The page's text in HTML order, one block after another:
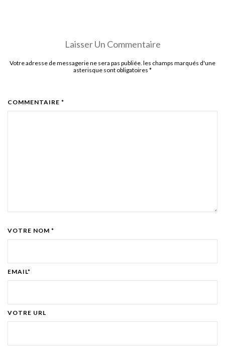
Laisser Un Commentaire
Votre adresse de messagerie ne sera pas publiée. les champs marqués d'une
asterisque sont obligatoires *
COMMENTAIRE *
VOTRE NOM *
EMAIL*
VOTRE URL